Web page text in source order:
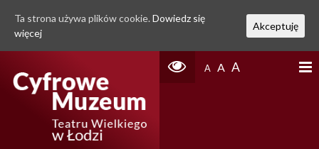
A A A
Ta strona używa plików cookie. Dowiedz się
więcej
Akceptuję